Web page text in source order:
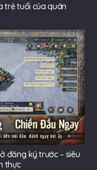
trẻ tuổi của quán
đăng ký trước – siêu
thực